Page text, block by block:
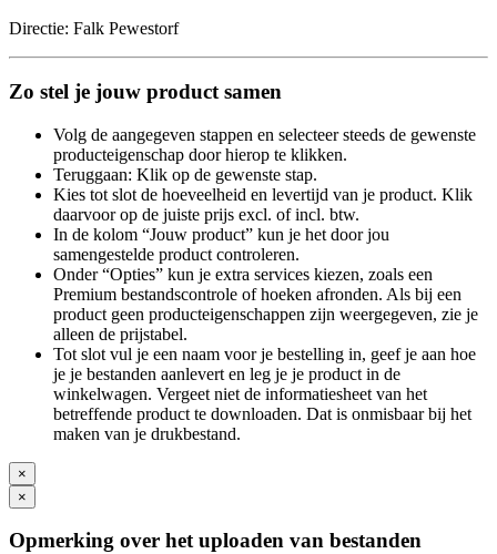
Directie: Falk Pewestorf
Zo stel je jouw product samen
Volg de aangegeven stappen en selecteer steeds de gewenste
producteigenschap door hierop te klikken.
Teruggaan: Klik op de gewenste stap.
Kies tot slot de hoeveelheid en levertijd van je product. Klik
daarvoor op de juiste prijs excl. of incl. btw.
In de kolom “Jouw product” kun je het door jou
samengestelde product controleren.
Onder “Opties” kun je extra services kiezen, zoals een
Premium bestandscontrole of hoeken afronden. Als bij een
product geen producteigenschappen zijn weergegeven, zie je
alleen de prijstabel.
Tot slot vul je een naam voor je bestelling in, geef je aan hoe
je je bestanden aanlevert en leg je je product in de
winkelwagen. Vergeet niet de informatiesheet van het
betreffende product te downloaden. Dat is onmisbaar bij het
maken van je drukbestand.
×
×
Opmerking over het uploaden van bestanden